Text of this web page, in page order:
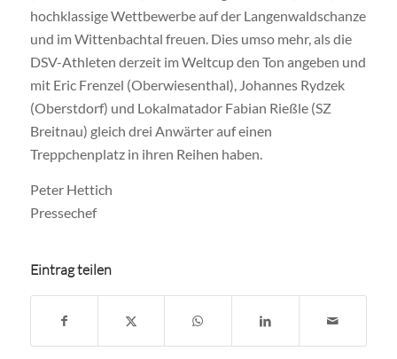
hochklassige Wettbewerbe auf der Langenwaldschanze
und im Wittenbachtal freuen. Dies umso mehr, als die
DSV-Athleten derzeit im Weltcup den Ton angeben und
mit Eric Frenzel (Oberwiesenthal), Johannes Rydzek
(Oberstdorf) und Lokalmatador Fabian Rießle (SZ
Breitnau) gleich drei Anwärter auf einen
Treppchenplatz in ihren Reihen haben.
Peter Hettich
Pressechef
Eintrag teilen